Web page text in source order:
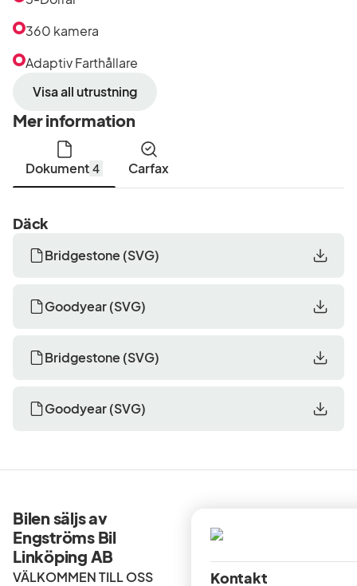
360 kamera
Adaptiv Farthållare
Visa all utrustning
Mer information
Dokument 4 Carfax
Däck
Bridgestone (SVG)
Goodyear(SVG)
Bridgestone (SVG)
Goodyear(SVG)
Bilen säljs av
Engströms Bil
Linköping AB
VÄLKOMMEN TILL OSS Kontakt